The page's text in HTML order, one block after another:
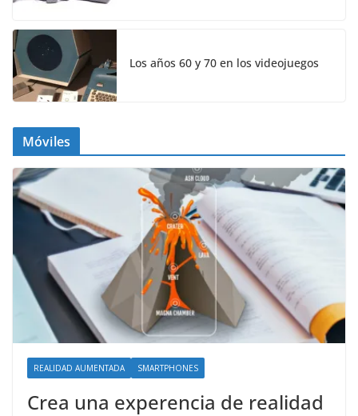
Los años 60 y 70 en los videojuegos
Móviles
REALIDAD AUMENTADA SMARTPHONES
Crea una experencia de realidad